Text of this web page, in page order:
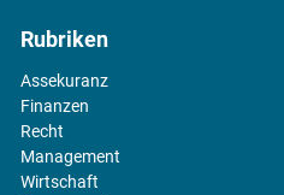
Rubriken
Assekuranz
Finanzen
Recht
Management
Wirtschaft